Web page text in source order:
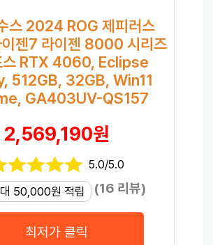
스 2024 ROG 제피러스
젠7 라이젠 8000 시리즈
스 RTX 4060, Eclipse
512GB, 32GB, Win11
GA403UV-QS157
2,569,190원
5.0/5.0
50,000원 적립 (16 리뷰)
최저가 클릭